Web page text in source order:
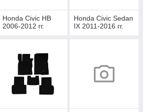
Honda Civic HB
2006-2012 гг.
Honda Civic Sedan
IX 2011-2016 гг.